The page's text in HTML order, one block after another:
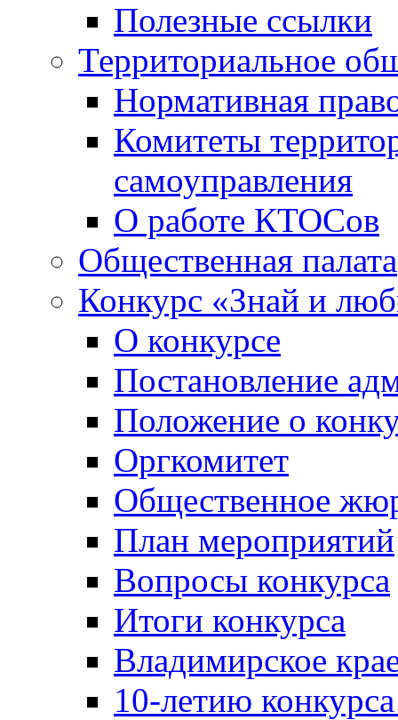
Полезные ссылки
Территориальное
Нормативная
Комитеты
самоуправления
О работе КТОСов
Общественная палата
Конкурс «Знай и
О конкурсе
Постановление
Положение о
Оргкомитет
Общественное
План мероприятий
Вопросы конкурса
Итоги конкурса
Владимирское
10-летию